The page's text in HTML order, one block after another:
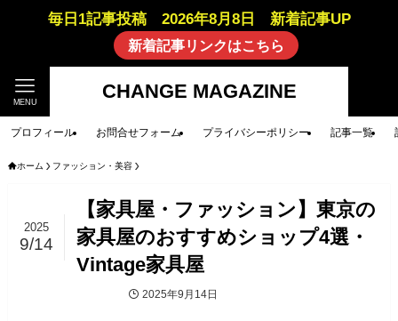
毎日1記事投稿 2026年8月8日 新着記事UP
新着記事リンクはこちら
CHANGE MAGAZINE
MENU
プロフィール お問合せフォーム プライバシーポリシー 記事一覧
ホーム ファッション・美容
【家具屋・ファッション】東京の
家具屋のおすすめショップ4選・
Vintage家具屋
2025
9/14
2025年9月14日